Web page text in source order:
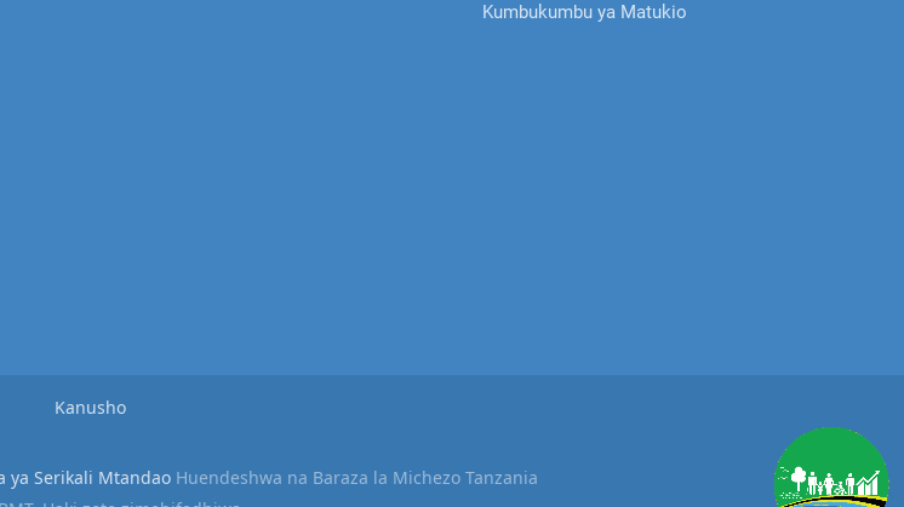
Kumbukumbu ya Matukio
Kanusho
ya Serikali Mtandao Huendeshwa na Baraza la Michezo Tanzania